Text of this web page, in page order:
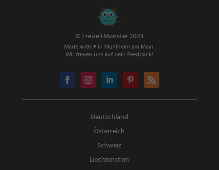
© FreizeitMonster 2023
Made with ♥ in Mühlheim am Main.
Wir freuen uns auf dein Feedback!
Deutschland
Österreich
Schweiz
Liechtenstein